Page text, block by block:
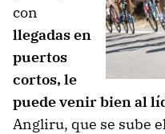
con
llegadas en
puertos
cortos, le
puede venir bien al
Angliru, que se sube